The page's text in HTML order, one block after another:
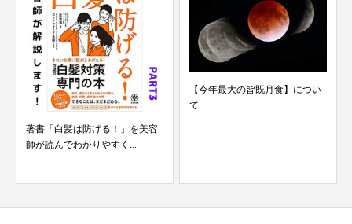
著書「白髪は防げる！」を美容
師が読んでわかりやすく...
【今年最大の皆既月食】につい
て